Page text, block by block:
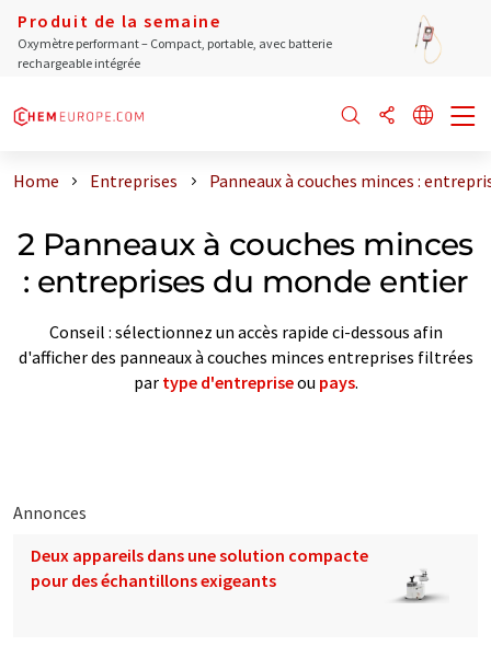
Produit de la semaine
Oxymètre performant – Compact, portable, avec batterie
rechargeable intégrée
Home Entreprises Panneaux à couches minces :
2 Panneaux à couches minces
: entreprises du monde entier
Conseil : sélectionnez un accès rapide ci-dessous afin
d'afficher des panneaux à couches minces entreprises filtrées
par type d'entrepriseou pays.
Annonces
Deux appareils dans une solution compacte
pour des échantillons exigeants